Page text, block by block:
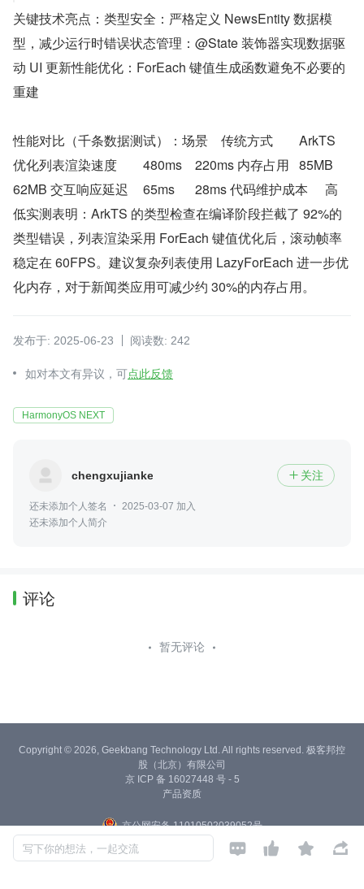
关键技术亮点：类型安全：严格定义 NewsEntity 数据模
型，减少运行时错误状态管理：@State 装饰器实现数据驱
动 UI 更新性能优化：ForEach 键值生成函数避免不必要的
重建
性能对比（千条数据测试）：场景	传统方式	ArkTS
优化列表渲染速度	480ms	220ms 内存占用	85MB
62MB 交互响应延迟	65ms	28ms 代码维护成本	高
低实测表明：ArkTS 的类型检查在编译阶段拦截了 92%的
类型错误，列表渲染采用 ForEach 键值优化后，滚动帧率
稳定在 60FPS。建议复杂列表使用 LazyForEach 进一步优
化内存，对于新闻类应用可减少约 30%的内存占用。
发布于: 2025-06-23 阅读数: 242
如对本文有异议，可点此反馈
HarmonyOS NEXT
chengxujianke  关注
还未添加个人签名
2025-03-07 加入
还未添加个人简介
评论
暂无评论
写下你的想法，一起交流    
Copyright © 2026, Geekbang Technology Ltd. All rights reserved. 极客邦控
股（北京）有限公司
京 ICP 备 16027448 号 - 5
产品资质
京公网安备 11010502039052号